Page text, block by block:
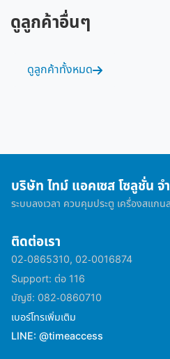
ดูลูกค้าอื่นๆ
ดูลูกค้าทั้งหมด
บริษัท ไทม์ แอคเซส โซลูชั่น จ
ระบบลงเวลา ควบคุมประตู เครื่องสแก
ติดต่อเรา
02-0865310, 02-0016874
Support: ต่อ 116
บัญชี: 082-0860710
เบอร์โทรเพิ่มเติม
LINE: @timeaccess